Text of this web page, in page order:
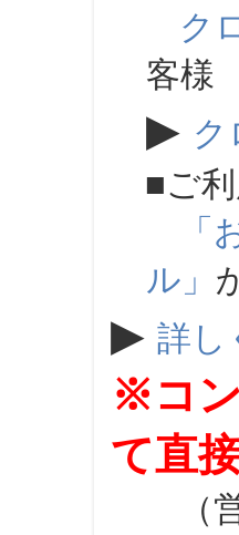
ク
客様
▶ ク
■ご利
ル」
▶ 詳し
※コ
て直
（営